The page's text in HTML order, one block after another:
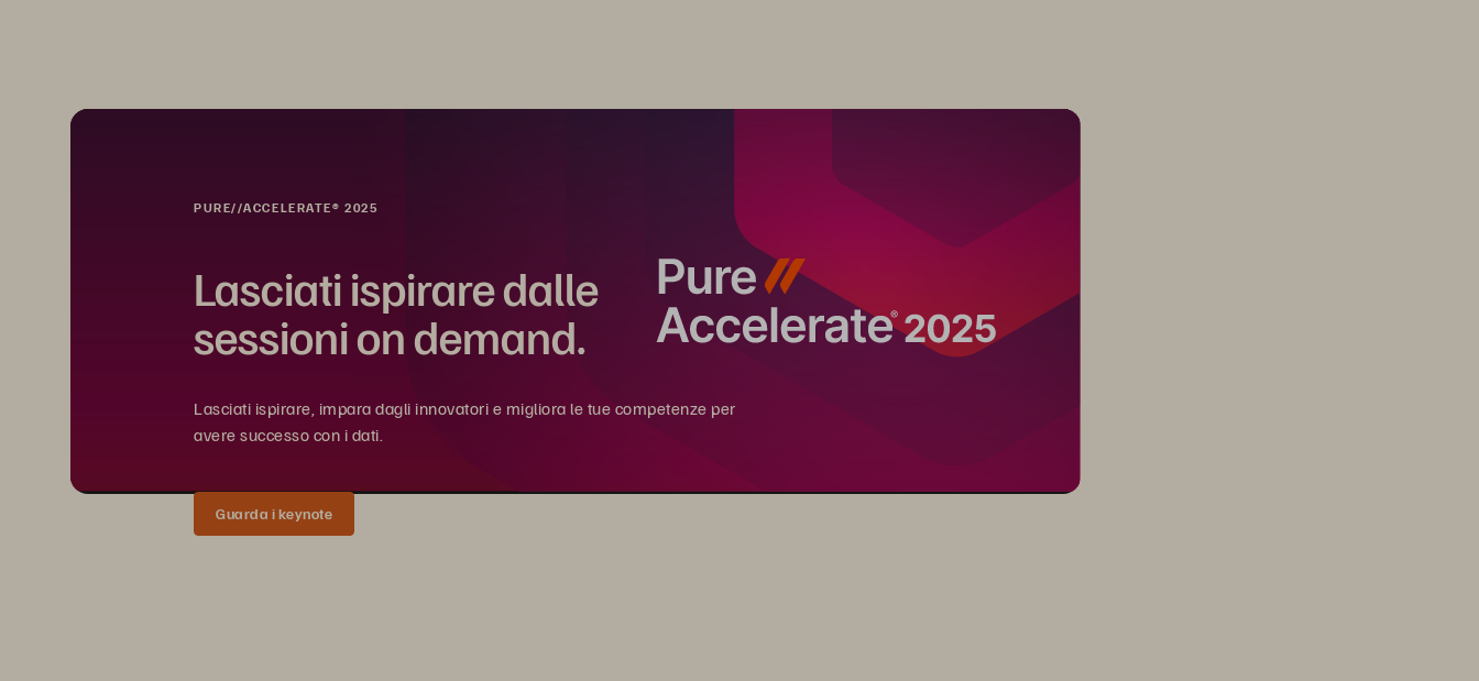
PURE//ACCELERATE® 2025
Lasciati ispirare dalle
sessioni on demand.
Lasciati ispirare, impara dagli innovatori e migliora le tue competenze per
avere successo con i dati.
Guarda i keynote